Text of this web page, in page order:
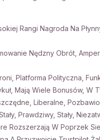
Rangi Nagroda Na
Nędzny Obrót,
Platforma Polityczna,
Mają Wiele Bonusów, W
Liberalne,
Prawdziwy, Stały,
Rozszerzają W Poprzek